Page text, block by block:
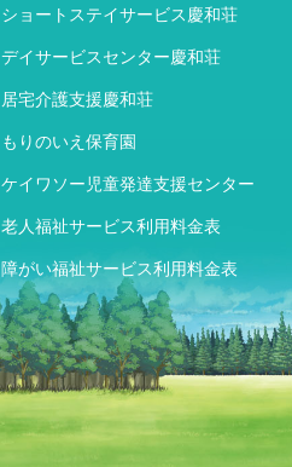
ショートステイサービス慶和荘
デイサービスセンター慶和荘
居宅介護支援慶和荘
もりのいえ保育園
ケイワソー児童発達支援センター
老人福祉サービス利用料金表
障がい福祉サービス利用料金表